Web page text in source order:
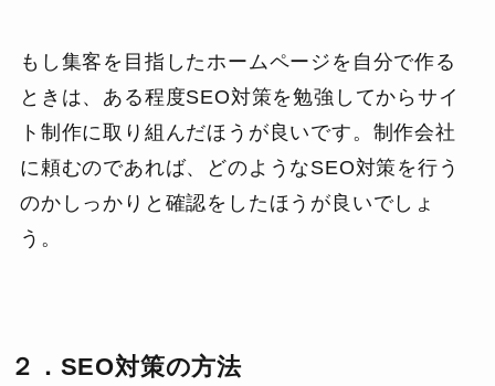
もし集客を目指したホームページを自分で作る
ときは、ある程度SEO対策を勉強してからサイ
ト制作に取り組んだほうが良いです。制作会社
に頼むのであれば、どのようなSEO対策を行う
のかしっかりと確認をしたほうが良いでしょ
う。
２．SEO対策の方法